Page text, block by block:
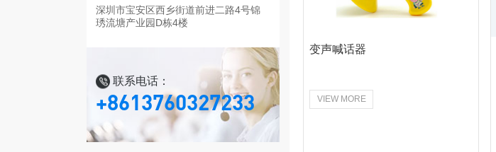
深圳市宝安区西乡街道前进二路4号锦
琇流塘产业园D栋4楼
联系电话：
+8613760327233
变声喊话器
VIEW MORE